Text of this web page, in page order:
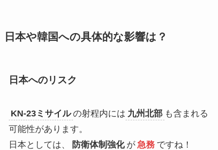
日本や韓国への具体的な影響は？
日本へのリスク
KN-23ミサイル の射程内には 九州北部 も含まれる
可能性があります。
日本としては、
防衛体制強化 が 急務 ですね！